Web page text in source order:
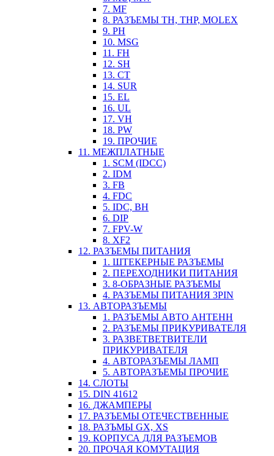
7. MF
8. РАЗЪЕМЫ TH, THP, MOLEX
9. PH
10. MSG
11. FH
12. SH
13. CT
14. SUR
15. EL
16. UL
17. VH
18. PW
19. ПРОЧИЕ
11. МЕЖПЛАТНЫЕ
1. SCM (IDCC)
2. IDM
3. FB
4. FDC
5. IDC, BH
6. DIP
7. FPV-W
8. XF2
12. РАЗЪЕМЫ ПИТАНИЯ
1. ШТЕКЕРНЫЕ РАЗЪЕМЫ
2. ПЕРЕХОДНИКИ ПИТАНИЯ
3. 8-ОБРАЗНЫЕ РАЗЪЕМЫ
4. РАЗЪЕМЫ ПИТАНИЯ 3PIN
13. АВТОРАЗЪЕМЫ
1. РАЗЪЕМЫ АВТО АНТЕНН
2. РАЗЪЕМЫ ПРИКУРИВАТЕЛЯ
3. РАЗВЕТВЕТВИТЕЛИ
ПРИКУРИВАТЕЛЯ
4. АВТОРАЗЪЕМЫ ЛАМП
5. АВТОРАЗЪЕМЫ ПРОЧИЕ
14. СЛОТЫ
15. DIN 41612
16. ДЖАМПЕРЫ
17. РАЗЪЕМЫ ОТЕЧЕСТВЕННЫЕ
18. РАЗЪМЫ GX, XS
19. КОРПУСА ДЛЯ РАЗЪЕМОВ
20. ПРОЧАЯ КОМУТАЦИЯ